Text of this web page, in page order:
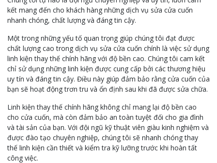
kết mang đến cho khách hàng những dịch vụ sửa cửa cuốn
nhanh chóng, chất lượng và đáng tin cậy.
Một trong những yếu tố quan trọng giúp chúng tôi đạt được
chất lượng cao trong dịch vụ sửa cửa cuốn chính là việc sử dụng
linh kiện thay thế chính hãng với độ bền cao. Chúng tôi cam kết
chỉ sử dụng những linh kiện được cung cấp bởi các thương hiệu
uy tín và đáng tin cậy. Điều này giúp đảm bảo rằng cửa cuốn của
bạn sẽ hoạt động trơn tru và ổn định sau khi đã được sửa chữa.
Linh kiện thay thế chính hãng không chỉ mang lại độ bền cao
cho cửa cuốn, mà còn đảm bảo an toàn tuyệt đối cho gia đình
và tài sản của bạn. Với đội ngũ kỹ thuật viên giàu kinh nghiệm và
được đào tạo chuyên nghiệp, chúng tôi sẽ nhanh chóng thay
thế linh kiện cần thiết và kiểm tra kỹ lưỡng trước khi hoàn tất
công việc.